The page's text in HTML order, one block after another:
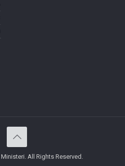
All Rights Reserved.